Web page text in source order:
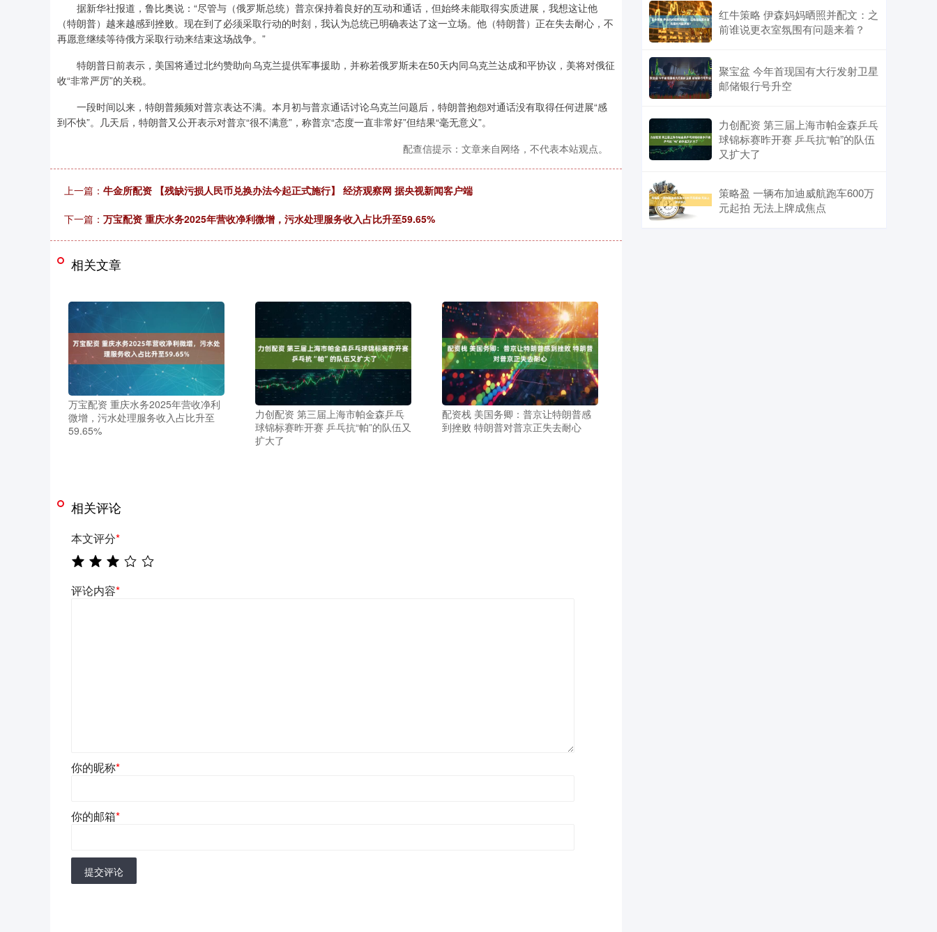
据新华社报道，鲁比奥说：“尽管与（俄罗斯总统）普京保持着良好的互动和通话，但始终未能取得实质进展，我想这让他
（特朗普）越来越感到挫败。现在到了必须采取行动的时刻，我认为总统已明确表达了这一立场。他（特朗普）正在失去耐心，不
再愿意继续等待俄方采取行动来结束这场战争。”
特朗普日前表示，美国将通过北约赞助向乌克兰提供军事援助，并称若俄罗斯未在50天内同乌克兰达成和平协议，美将对俄征
收“非常严厉”的关税。
一段时间以来，特朗普频频对普京表达不满。本月初与普京通话讨论乌克兰问题后，特朗普抱怨对通话没有取得任何进展“感
到不快”。几天后，特朗普又公开表示对普京“很不满意”，称普京“态度一直非常好”但结果“毫无意义”。
配查信提示：文章来自网络，不代表本站观点。
上一篇： 牛金所配资 【残缺污损人民币兑换办法今起正式施行】 经济观察网 据央视新闻客户端
下一篇： 万宝配资 重庆水务2025年营收净利微增，污水处理服务收入占比升至59.65%
相关文章
万宝配资 重庆水务2025年营收净利
微增，污水处理服务收入占比升至
59.65%
力创配资 第三届上海市帕金森乒乓
球锦标赛昨开赛 乒乓抗“帕”的队伍又
扩大了
配资栈 美国务卿：普京让特朗普感
到挫败 特朗普对普京正失去耐心
相关评论
本文评分*
评论内容*
你的昵称*
你的邮箱*
提交评论
红牛策略 伊森妈妈晒照并配文：之
前谁说更衣室氛围有问题来着？
聚宝盆 今年首现国有大行发射卫星
邮储银行号升空
力创配资 第三届上海市帕金森乒乓
球锦标赛昨开赛 乒乓抗“帕”的队伍
又扩大了
策略盈 一辆布加迪威航跑车600万
元起拍 无法上牌成焦点